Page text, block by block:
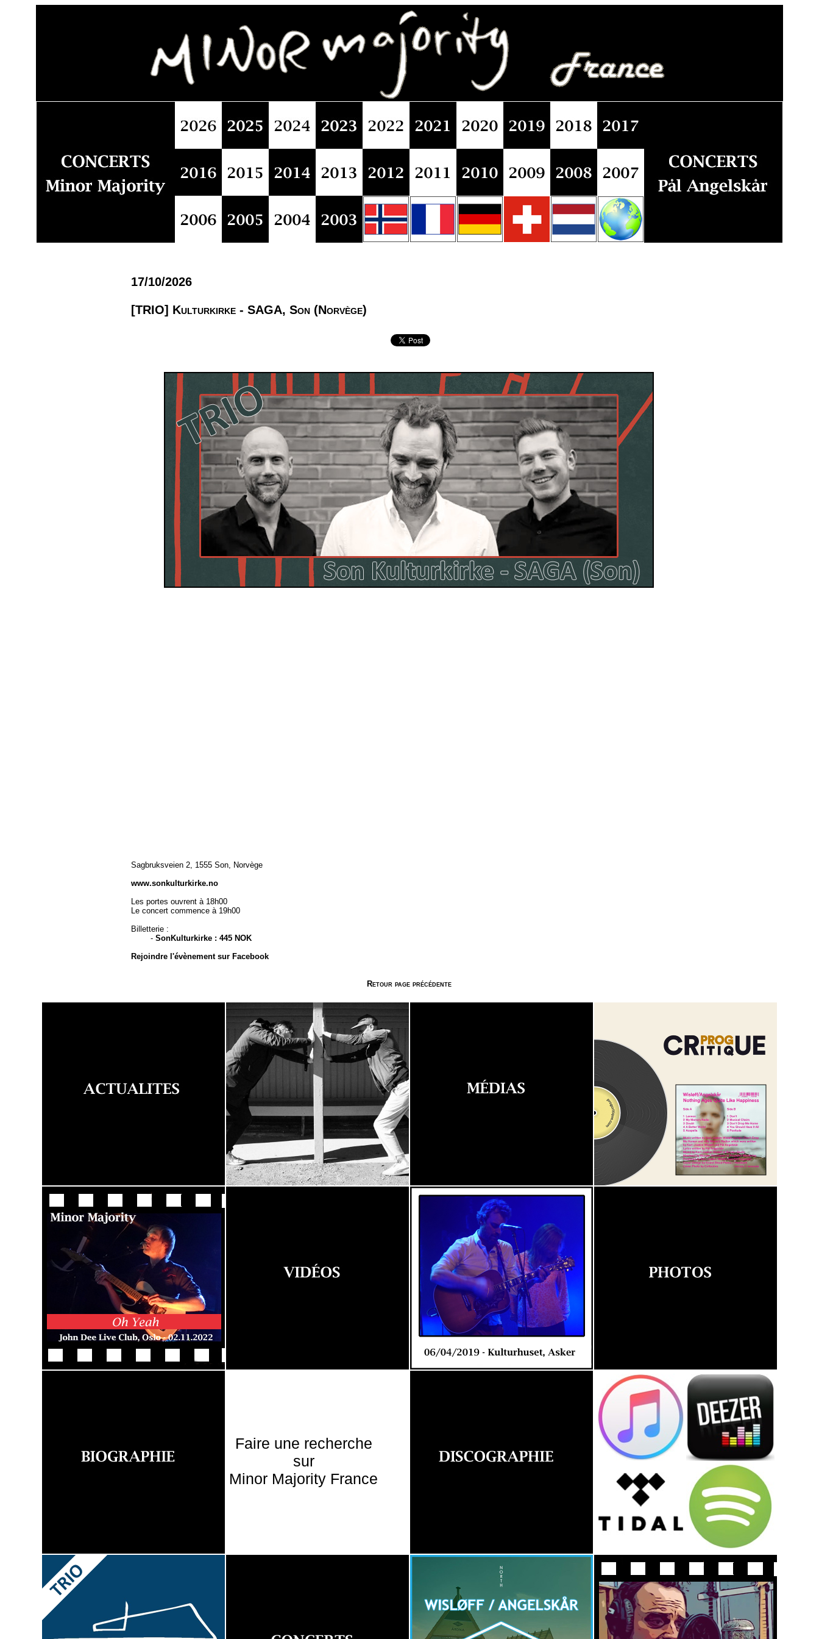
17/10/2026
[TRIO] Kulturkirke - SAGA, Son (Norvège)
Sagbruksveien 2, 1555 Son, Norvège
www.sonkulturkirke.no
Les portes ouvrent à 18h00
Le concert commence à 19h00
Billetterie :
- SonKulturkirke : 445 NOK
Rejoindre l'évènement sur Facebook
Retour page précédente
Faire une recherche
sur
Minor Majority France